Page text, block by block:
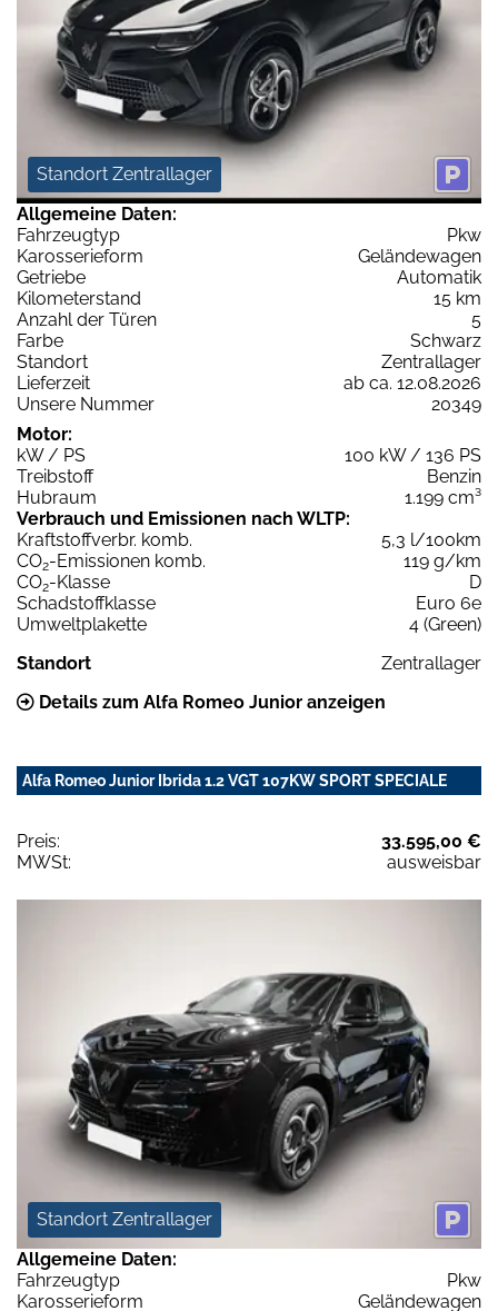
Standort Zentrallager
Allgemeine Daten:
Fahrzeugtyp
Pkw
Karosserieform
Geländewagen
Getriebe
Automatik
Kilometerstand
15 km
Anzahl der Türen
5
Farbe
Schwarz
Standort
Zentrallager
Lieferzeit
ab ca. 12.08.2026
Unsere Nummer
20349
Motor:
kW / PS
100 kW / 136 PS
Treibstoff
Benzin
Hubraum
1.199 cm³
Verbrauch und Emissionen nach WLTP:
Kraftstoffverbr. komb.
5,3 l/100km
CO2-Emissionen komb.
119 g/km
CO2-Klasse
D
Schadstoffklasse
Euro 6e
Umweltplakette
4 (Green)
Standort
Zentrallager
Details zum Alfa Romeo Junior anzeigen
Alfa Romeo Junior Ibrida 1.2 VGT 107KW SPORT SPECIALE
Preis:
33.595,00 €
MWSt:
ausweisbar
Standort Zentrallager
Allgemeine Daten:
Fahrzeugtyp
Pkw
Karosserieform
Geländewagen